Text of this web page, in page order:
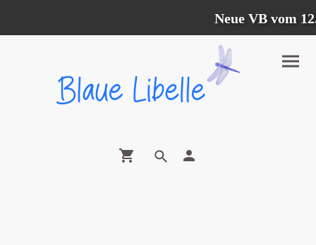
Neue VB vom